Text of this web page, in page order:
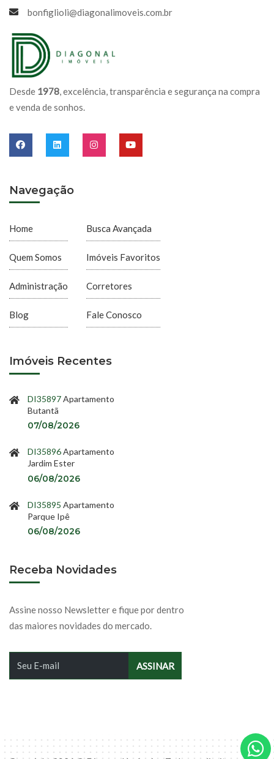
Desde 1978, excelência, transparência e segurança na compra
e venda de sonhos.
Navegação
Home
Quem Somos
Administração
Blog
Busca Avançada
Imóveis Favoritos
Corretores
Fale Conosco
Imóveis Recentes
DI35897Apartamento
Butantã
07/08/2026
DI35896Apartamento
Jardim Ester
06/08/2026
DI35895 Apartamento
Parque Ipê
06/08/2026
Receba Novidades
Assine nosso Newsletter e fique por dentro
das maiores novidades do mercado.
bonfiglioli@diagonalimoveis.com.br